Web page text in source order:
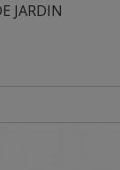
JARDIN